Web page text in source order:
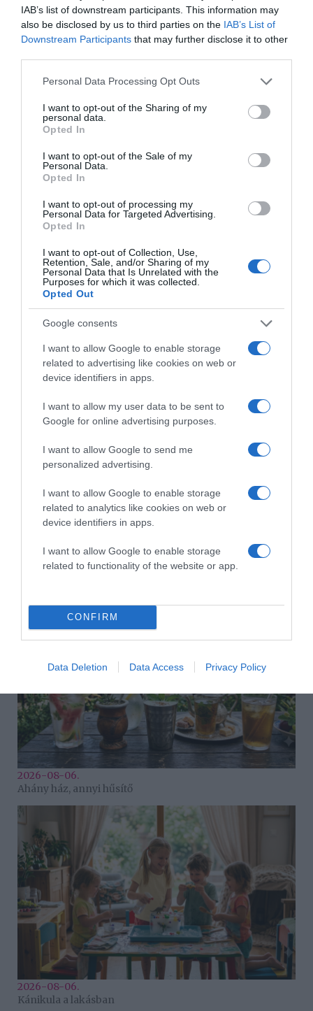
IAB’s list of downstream participants. This information may
also be disclosed by us to third parties on the IAB’s List of
Downstream Participants that may further disclose it to other
Please note that this website/app uses one or more Google
not limited to your visit or usage behaviour. You may click to
grant or deny consent to Google and its third-party tags to
use your data for below specified purposes in below Google
consent section.
Personal Data Processing Opt Outs
I want to opt-out of the Sharing of my
personal data.
Opted In
I want to opt-out of the Sale of my
Personal Data.
Opted In
I want to opt-out of processing my
Personal Data for Targeted Advertising.
Opted In
I want to opt-out of Collection, Use,
Retention, Sale, and/or Sharing of my
Personal Data that Is Unrelated with the
Purposes for which it was collected.
Opted Out
Google consents
I want to allow Google to enable storage
related to advertising like cookies on web or
device identifiers in apps.
I want to allow my user data to be sent to
Google for online advertising purposes.
I want to allow Google to send me
personalized advertising.
I want to allow Google to enable storage
related to analytics like cookies on web or
device identifiers in apps.
I want to allow Google to enable storage
related to functionality of the website or app.
CONFIRM
Data Deletion Data Access Privacy Policy
7. Járj el szórakozni a barátaiddal!
Ha úgy érzed, hogy készen állsz egy új kapcsolatra,
akkor szervezzetek közös programokat a legjobb
biztonságban fogod érezni magad, és könnyebben
nyithatsz új ismeretségek felé is.
Egy szakítás mindenkit megvisel, de nem kell, hogy
esetben jobb megoldás, ha a depresszió helyett inkább az
önfejlesztést választod. Haladj lépésről lépésre, és észre
sem fogod venni, milyen gyorsan megváltozik az életed.
szakítás után
Korábbi bejegyzések
HASONLÓ BEJEGYZÉSEK
2026-08-06.
Ahány ház, annyi hűsítő
2026-08-06.
Kánikula a lakásban